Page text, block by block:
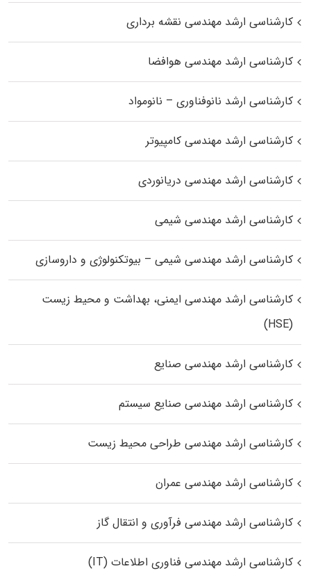
کارشناسی ارشد مهندسی نقشه برداری
کارشناسی ارشد مهندسی هوافضا
کارشناسی ارشد نانوفناوری – نانومواد
کارشناسی ارشد مهندسی کامپیوتر
کارشناسی ارشد مهندسی دریانوردی
کارشناسی ارشد مهندسی شیمی
کارشناسی ارشد مهندسی شیمی – بیوتکنولوژی و داروسازی
کارشناسی ارشد مهندسی ایمنی، بهداشت و محیط زیست
(HSE)
کارشناسی ارشد مهندسی صنایع
کارشناسی ارشد مهندسی صنایع سیستم
کارشناسی ارشد مهندسی طراحی محیط زیست
کارشناسی ارشد مهندسی عمران
کارشناسی ارشد مهندسی فرآوری و انتقال گاز
کارشناسی ارشد مهندسی فناوری اطلاعات (IT)